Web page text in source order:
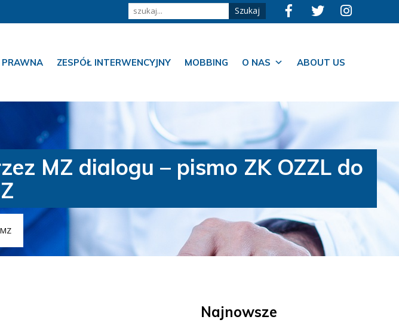
PRAWNA ZESPÓŁ INTERWENCYJNY MOBBING O NAS ABOUT US
MZ dialogu – pismo ZK OZZL do
Najnowsze